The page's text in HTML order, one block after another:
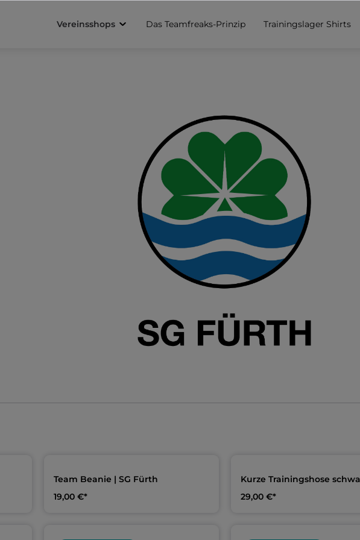
Vereinsshops
Das Teamfreaks-Prinzip Trainingslager Shirts
Team Beanie | SG Fürth
19,00 €*
Kurze Trainingshose
29,00 €*